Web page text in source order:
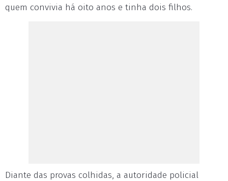
quem convivia há oito anos e tinha dois filhos.
Diante das provas colhidas, a autoridade policial